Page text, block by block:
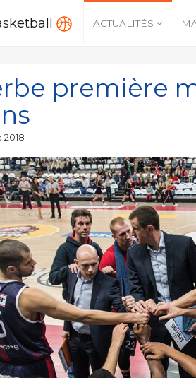
ACTUALITÉS
première